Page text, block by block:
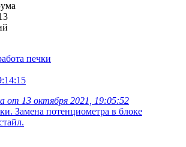
печки
13 октября 2021, 19:05:52
Замена потенциометра в блоке